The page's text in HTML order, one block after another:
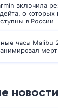
включила
о которых
в России
часы Malibu